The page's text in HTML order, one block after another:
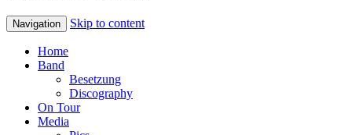
Navigation Skip to content
Home
Band
Besetzung
Discography
On Tour
Media